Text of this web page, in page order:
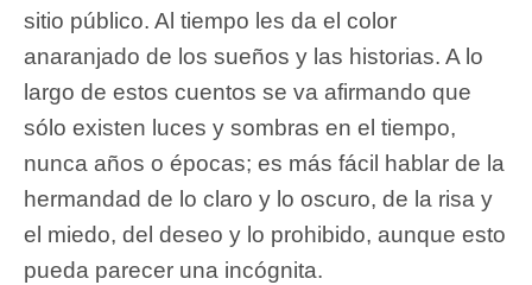
sitio público. Al tiempo les da el color
anaranjado de los sueños y las historias. A lo
largo de estos cuentos se va afirmando que
sólo existen luces y sombras en el tiempo,
nunca años o épocas; es más fácil hablar de la
hermandad de lo claro y lo oscuro, de la risa y
el miedo, del deseo y lo prohibido, aunque esto
pueda parecer una incógnita.